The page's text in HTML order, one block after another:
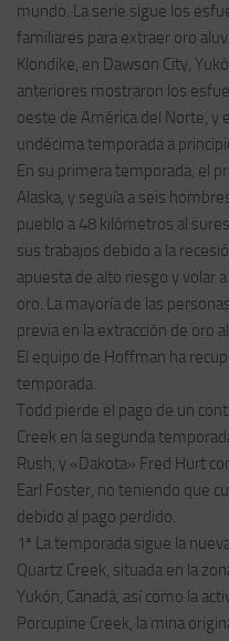
mundo. La serie sigue los
familiares para extraer oro
Klondike, en Dawson City,
anteriores mostraron los
oeste de América del Norte, y
undécima temporada a
En su primera temporada, el
Alaska, y seguía a seis
pueblo a 48 kilómetros al
sus trabajos debido a la
apuesta de alto riesgo y volar
oro. La mayoría de las
previa en la extracción de oro
El equipo de Hoffman ha
temporada.
Todd pierde el pago de un
Creek en la segunda
Rush, y «Dakota» Fred Hurt
Earl Foster, no teniendo que
debido al pago perdido.
1ª La temporada sigue la
Quartz Creek, situada en la
Yukón, Canadá, así como la
Porcupine Creek, la mina